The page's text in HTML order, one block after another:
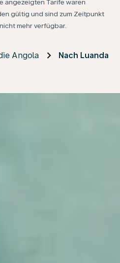
angezeigten Tarife waren
gültig und sind zum Zeitpunkt
mehr verfügbar.
Angola Nach Luanda